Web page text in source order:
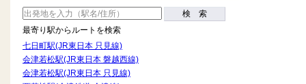
検 索
最寄り駅からルートを検索
七日町駅(JR東日本 只見線)
会津若松駅(JR東日本 磐越西線)
会津若松駅(JR東日本 只見線)